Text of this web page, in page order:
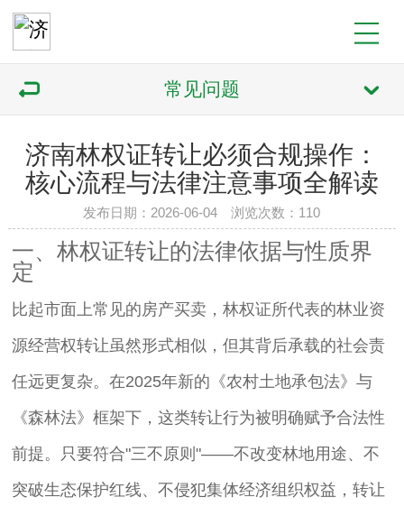
常见问题
济南林权证转让必须合规操作：
核心流程与法律注意事项全解读
发布日期：2026-06-04 浏览次数：110
一、林权证转让的法律依据与性质界
定
比起市面上常见的房产买卖，林权证所代表的林业资
源经营权转让虽然形式相似，但其背后承载的社会责
任远更复杂。在2025年新的《农村土地承包法》与
《森林法》框架下，这类转让行为被明确赋予合法性
前提。只要符合"三不原则"——不改变林地用途、不
突破生态保护红线、不侵犯集体经济组织权益，转让